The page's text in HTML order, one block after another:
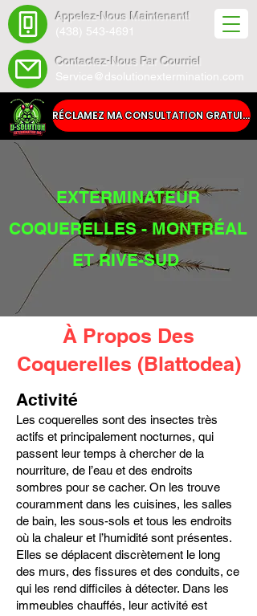
RÉCLAMEZ MA CONSULTATION GRATUITE
Appelez-Nous Maintenant!
(438) 543-4691
Contactez-Nous Par Courriel
Service@dsolutionextermination.com
EXTERMINATEUR
COQUERELLES - MONTRÉAL
ET RIVE-SUD
À Propos Des
Coquerelles (Blattodea)
Activité
Les coquerelles sont des insectes très
actifs et principalement nocturnes, qui
passent leur temps à chercher de la
nourriture, de l’eau et des endroits
sombres pour se cacher. On les trouve
couramment dans les cuisines, les salles
de bain, les sous-sols et tous les endroits
où la chaleur et l’humidité sont présentes.
Elles se déplacent discrètement le long
des murs, des fissures et des conduits, ce
qui les rend difficiles à détecter. Dans les
immeubles chauffés, leur activité est